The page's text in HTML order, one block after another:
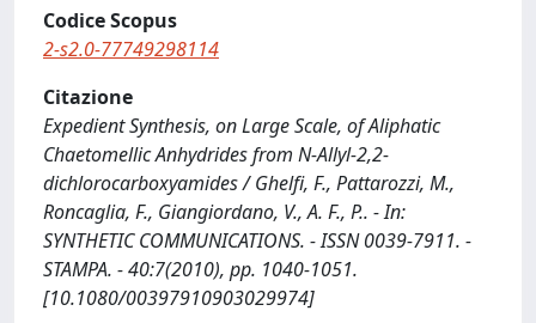
Codice Scopus
2-s2.0-77749298114
Citazione
Expedient Synthesis, on Large Scale, of Aliphatic
Chaetomellic Anhydrides from N-Allyl-2,2-
dichlorocarboxyamides / Ghelfi, F., Pattarozzi, M.,
Roncaglia, F., Giangiordano, V., A. F., P.. - In:
SYNTHETIC COMMUNICATIONS. - ISSN 0039-7911. -
STAMPA. - 40:7(2010), pp. 1040-1051.
[10.1080/00397910903029974]